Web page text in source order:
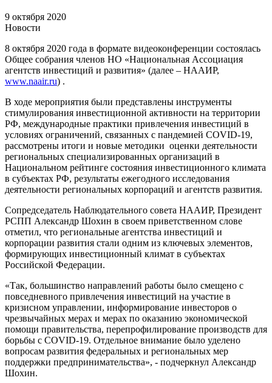
9 октября 2020
Новости
8 октября 2020 года в формате видеоконференции состоялась
Общее собрания членов НО «Национальная Ассоциация
агентств инвестиций и развития» (далее – НААИР,
www.naair.ru) .
В ходе мероприятия были представлены инструменты
стимулирования инвестиционной активности на территории
РФ, международные практики привлечения инвестиций в
условиях ограничений, связанных с пандемией COVID-19,
рассмотрены итоги и новые методики оценки деятельности
региональных специализированных организаций в
Национальном рейтинге состояния инвестиционного климата
в субъектах РФ, результаты ежегодного исследования
деятельности региональных корпораций и агентств развития.
Сопредседатель Наблюдательного совета НААИР, Президент
РСПП Александр Шохин в своем приветственном слове
отметил, что региональные агентства инвестиций и
корпорации развития стали одним из ключевых элементов,
формирующих инвестиционный климат в субъектах
Российской Федерации.
«Так, большинство направлений работы было смещено с
повседневного привлечения инвестиций на участие в
кризисном управлении, информирование инвесторов о
чрезвычайных мерах и мерах по оказанию экономической
помощи правительства, перепрофилирование производств для
борьбы с COVID-19. Отдельное внимание было уделено
вопросам развития федеральных и региональных мер
поддержки предпринимательства», - подчеркнул Александр
Шохин.